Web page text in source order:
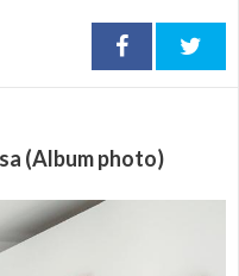
(Album photo)